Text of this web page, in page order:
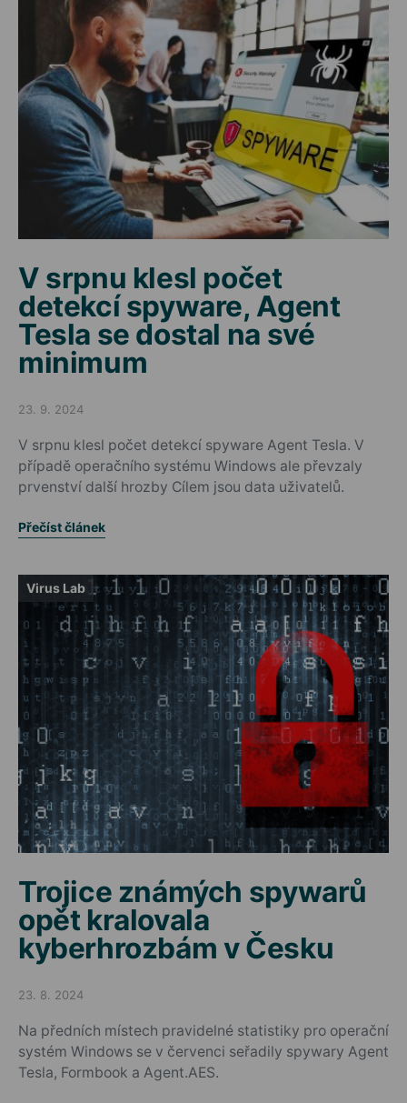
V srpnu klesl počet
detekcí spyware, Agent
Tesla se dostal na své
minimum
Posted on
23. 9. 2024
V srpnu klesl počet detekcí spyware Agent Tesla. V
případě operačního systému Windows ale převzaly
prvenství další hrozby Cílem jsou data uživatelů.
Přečíst článek
Virus Lab
Trojice známých spywarů
opět kralovala
kyberhrozbám v Česku
Posted on
23. 8. 2024
Na předních místech pravidelné statistiky pro operační
systém Windows se v červenci seřadily spywary Agent
Tesla, Formbook a Agent.AES.